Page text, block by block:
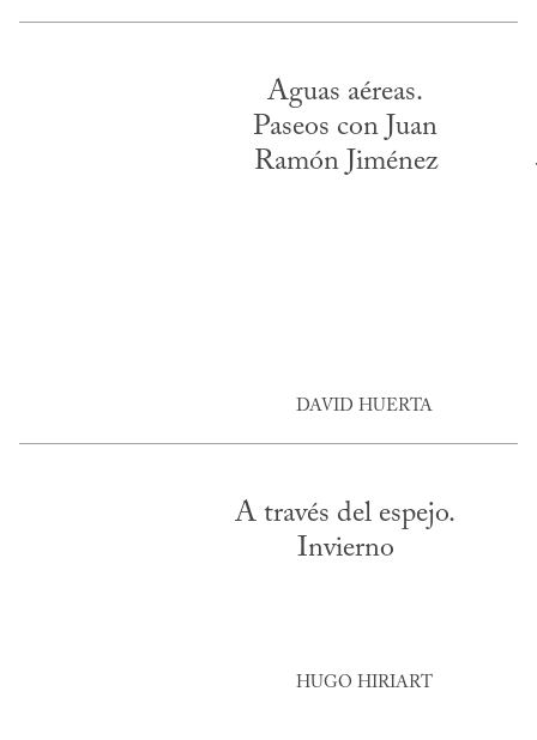
Aguas aéreas.
Paseos con Juan
Ramón Jiménez
DAVID HUERTA
A través del espejo.
Invierno
HUGO HIRIART